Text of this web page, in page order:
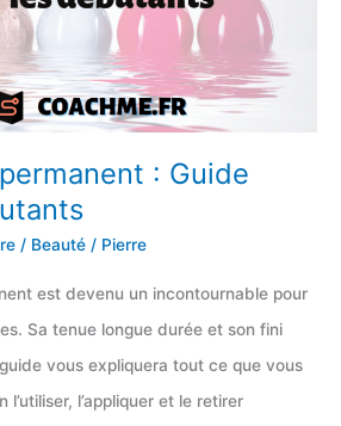
: Guide
/ Beauté / Pierre
est devenu un incontournable pour
Sa tenue longue durée et son fini
vous expliquera tout ce que vous
l’appliquer et le retirer